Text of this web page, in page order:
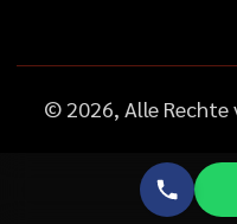
© 2026, Alle